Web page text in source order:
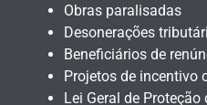
Obras paralisadas
Desonerações
Beneficiários de
Projetos de incentivo
Lei Geral de Proteção